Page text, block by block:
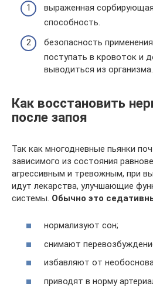
выраженная
способность.
безопасность
поступать в кровоток и
выводиться из организма.
Как восстановить
после запоя
Так как многодневные пьянки
зависимого из состояния
агрессивным и тревожным, при
идут лекарства, улучшающие
системы. Обычно это
нормализуют сон;
снимают
избавляют от
приводят в норму